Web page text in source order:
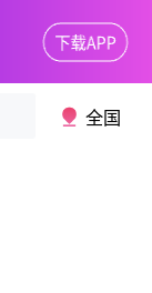
全国